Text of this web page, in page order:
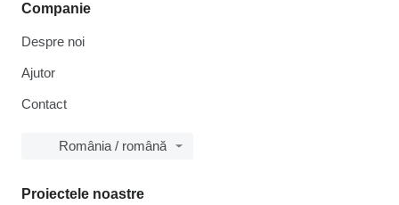
Companie
Despre noi
Ajutor
Contact
România / română
Proiectele noastre